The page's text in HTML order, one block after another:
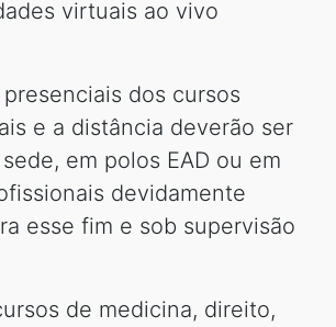
virtuais ao vivo
dos cursos
e a distância deverão ser
em polos EAD ou em
devidamente
esse fim e sob supervisão
de medicina, direito,